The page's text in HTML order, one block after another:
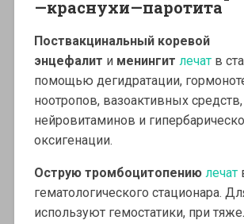
—краснухи—паротита
Поствакцинальный коревой
энцефалит именингит лечатв
помощью дегидратации,
ноотропов, вазоактивных средств,
нейровитаминов и
оксигенации.
Острую тромбоцитопению лечат
гематологического стационара.
используют гемостатики, при